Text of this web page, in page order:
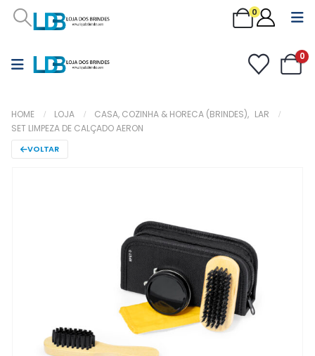
0
0
HOME LOJA CASA, COZINHA & HORECA (BRINDES), LAR
SET LIMPEZA DE CALÇADO AERON
VOLTAR